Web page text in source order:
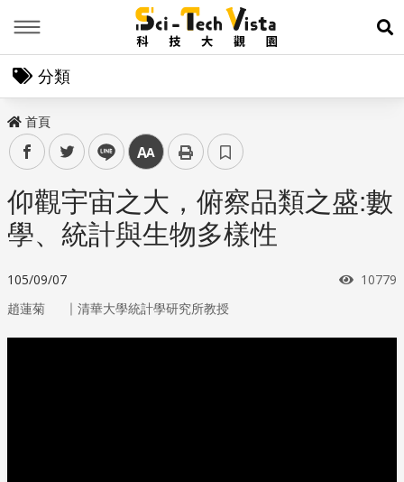
展
分類
首頁
facebooktwitter line 中
仰觀宇宙之大，俯察品類之盛:數
學、統計與生物多樣性
105/09/07 瀏覽次
10779
趙蓮菊 ｜ 清華大學統計學研究所教授